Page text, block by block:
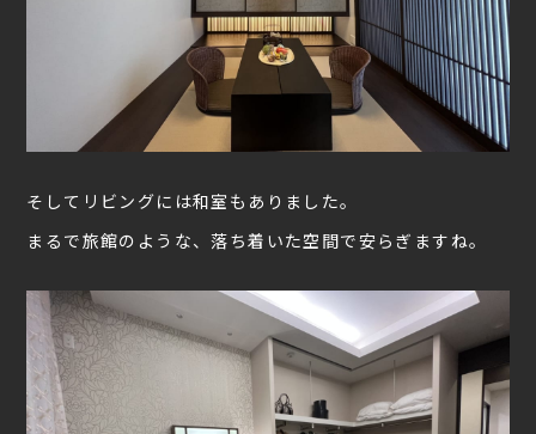
そしてリビングには和室もありました。
まるで旅館のような、落ち着いた空間で安らぎますね。